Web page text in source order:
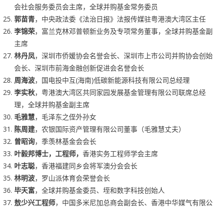
会社会服务委员会主席，全球并购基金常务委员
郭苗青，中央政法委《法治日报》法报传媒驻粤港澳大湾区主任
李锦荣，富兰克林邓普顿新业务及专项常务董事，全球并购基金副
主席
林丹凤，深圳市侨媛协会名誉会长、深圳市上市公司并购协会创始
会长、深圳市前海金融创新促进会名誉会长
周海波，国电投中互(海南)低碳新能源科技有限公司总经理
李实秋，粤港澳大湾区共同家园发展基金管理有限公司联席总经
理，全球并购基金副主席
毛雅慧，毛泽东之侄外孙女
陈周建，农银国际资产管理有限公司董事（毛雅慧丈夫）
曾昭询，季羡林基金会会长
叶毅邦博士，工程师， 香港实务工程师学会主席
叶志聪，香港福建同乡会将军澳分会会长
林明波，罗山派体育会荣誉会长
毕天富，全球并购基金委员、垤和数字科技创始人
敖少兴工程师，中国多米尼加总商会副会长、香港中华媒气有限公